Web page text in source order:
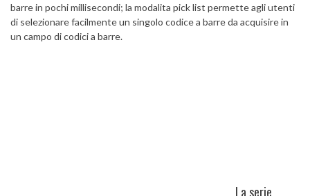
barre in pochi millisecondi; la modalita pick list permette agli utenti
di selezionare facilmente un singolo codice a barre da acquisire in
un campo di codici a barre.
La serie